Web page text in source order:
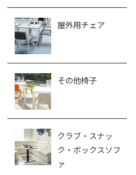
屋外用チェア
その他椅子
クラブ・スナッ
ク・ボックスソフ
ァ